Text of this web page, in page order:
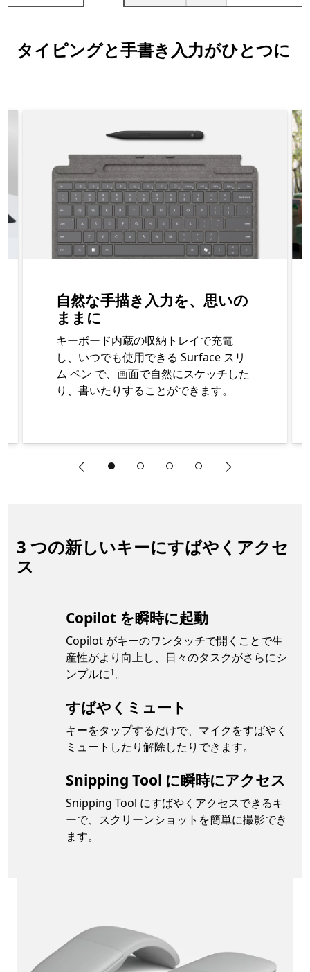
タイピングと手書き入力がひとつに
{start} of 4. 自然な手描き入力を、思いのままに のスライド
キーボード（ペン収納付き/スリム ペン付き）の機能の詳
"前のスライド" "次のスライド"
自然な手描き入力を、思いの
ままに
キーボード内蔵の収納トレイで充電
し、いつでも使用できる Surface スリ
ム ペン で、画面で自然にスケッチした
り、書いたりすることができます。
3 つの新しいキーにすばやくアクセ
ス
Copilot を瞬時に起動
Copilot がキーのワンタッチで開くことで生
産性がより向上し、日々のタスクがさらにシ
ンプルに
Footnote
1。
すばやくミュート
キーをタップするだけで、マイクをすばやく
ミュートしたり解除したりできます。
Snipping Tool に瞬時にアクセス
Snipping Tool にすばやくアクセスできるキ
ーで、スクリーンショットを簡単に撮影でき
ます。